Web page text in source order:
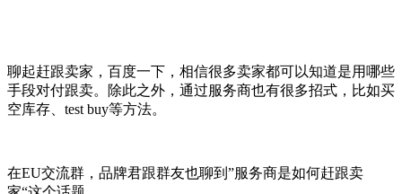
聊起赶跟卖家，百度一下，相信很多卖家都可以知道是用哪些
手段对付跟卖。除此之外，通过服务商也有很多招式，比如买
空库存、test buy等方法。
在EU交流群，品牌君跟群友也聊到”服务商是如何赶跟卖